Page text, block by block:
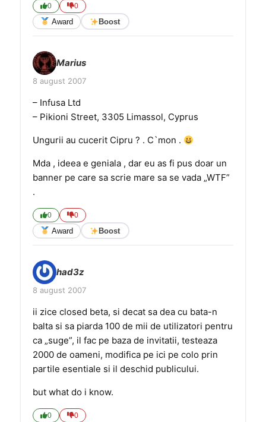
0 0
Award Boost
Marius
8 august 2007
– Infusa Ltd
– Pikioni Street, 3305 Limassol, Cyprus
Ungurii au cucerit Cipru ? . C`mon .
Mda , ideea e geniala , dar eu as fi pus doar un
banner pe care sa scrie mare sa se vada „WTF”
.
0 0
Award Boost
had3z
8 august 2007
ii zice closed beta, si decat sa dea cu bata-n
balta si sa piarda 100 de mii de utilizatori pentru
ca „suge”, il fac pe baza de invitatii, testeaza
2000 de oameni, modifica pe ici pe colo prin
partile esentiale si il deschid publicului.
but what do i know.
0 0